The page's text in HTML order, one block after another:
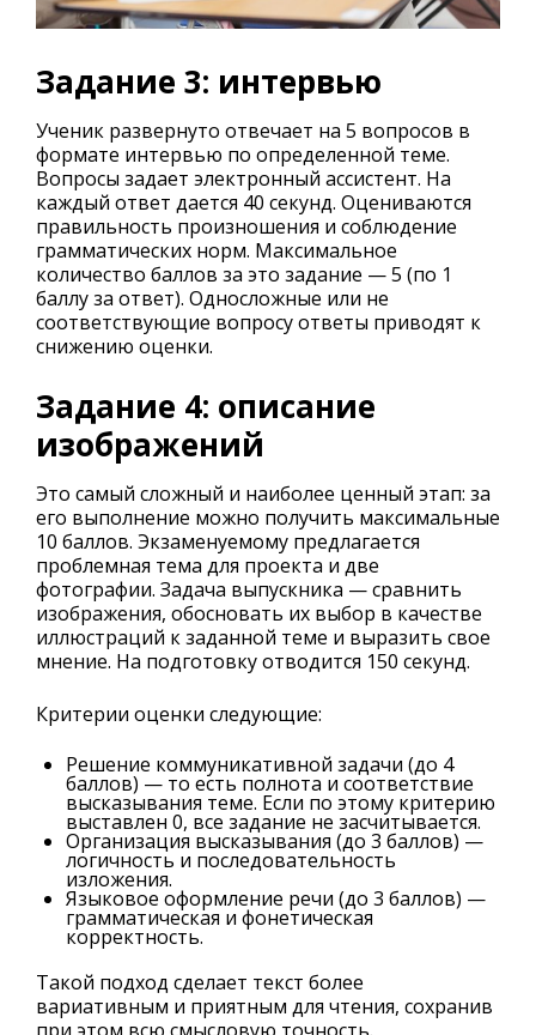
Задание 3: интервью
Ученик развернуто отвечает на 5 вопросов в
формате интервью по определенной теме.
Вопросы задает электронный ассистент. На
каждый ответ дается 40 секунд. Оцениваются
правильность произношения и соблюдение
грамматических норм. Максимальное
количество баллов за это задание — 5 (по 1
баллу за ответ). Односложные или не
соответствующие вопросу ответы приводят к
снижению оценки.
Задание 4: описание
изображений
Это самый сложный и наиболее ценный этап: за
его выполнение можно получить максимальные
10 баллов. Экзаменуемому предлагается
проблемная тема для проекта и две
фотографии. Задача выпускника — сравнить
изображения, обосновать их выбор в качестве
иллюстраций к заданной теме и выразить свое
мнение. На подготовку отводится 150 секунд.
Критерии оценки следующие:
Решение коммуникативной задачи (до 4
баллов) — то есть полнота и соответствие
высказывания теме. Если по этому критерию
выставлен 0, все задание не засчитывается.
Организация высказывания (до 3 баллов) —
логичность и последовательность
изложения.
Языковое оформление речи (до 3 баллов) —
грамматическая и фонетическая
корректность.
Такой подход сделает текст более
вариативным и приятным для чтения, сохранив